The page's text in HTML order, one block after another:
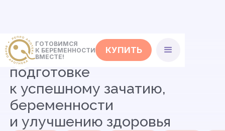
ГОТОВИМСЯ
К БЕРЕМЕННОСТИ
ВМЕСТЕ!
КУПИТЬ
Статьио совместной
подготовке
к успешному зачатию,
беременности
и улучшению здоровья